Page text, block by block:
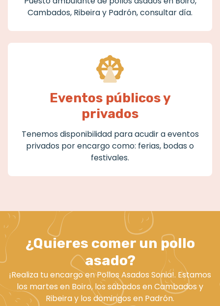
Cambados, Ribeira y Padrón, consultar día.
Eventos públicos y
privados
Tenemos disponibilidad para acudir a eventos
privados por encargo como: ferias, bodas o
festivales.
¿Quieres comer un pollo
asado?
¡Realiza tu encargo en Pollos Asados Sonia!. Estamos
los martes en Boiro, los sábados en Cambados y
Ribeira y los domingos en Padrón.